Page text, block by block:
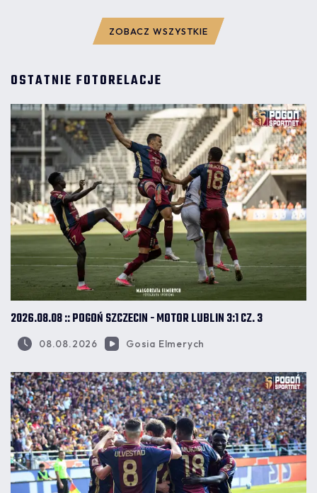
ZOBACZ WSZYSTKIE
OSTATNIE FOTORELACJE
2026.08.08 :: POGOŃ SZCZECIN - MOTOR LUBLIN 3:1 CZ. 3
08.08.2026 Gosia Elmerych